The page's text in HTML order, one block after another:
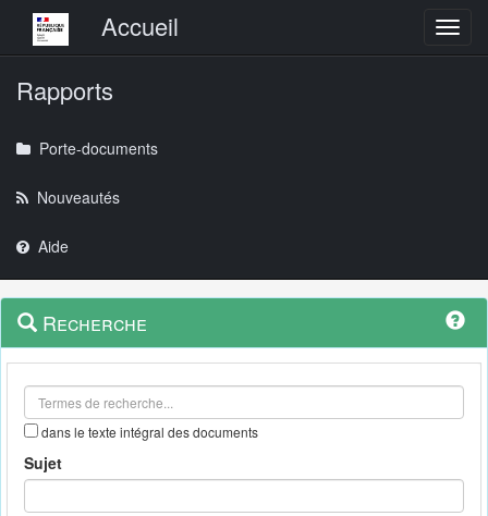
Menu principalAccueil
Rapports
Porte-documents
Nouveautés
Aide
Navigation
outils
Menu
contextuel
Recherche
dans le texte intégral des documents
Sujet